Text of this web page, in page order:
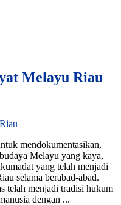
Melayu Riau
mendokumentasikan,
Melayu yang kaya,
yang telah menjadi
selama berabad-abad.
telah menjadi tradisi hukum
dengan ...